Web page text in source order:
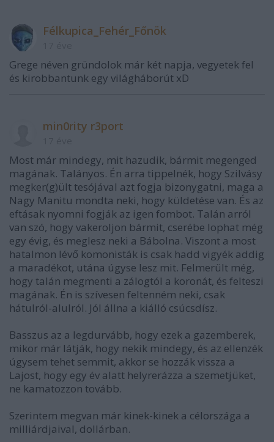
Félkupica_Fehér_Főnök
Grege néven gründolok már két napja, vegyetek fel
és kirobbantunk egy világháborút xD
min0rity r3port
Most már mindegy, mit hazudik, bármit megenged
magának. Talányos. Én arra tippelnék, hogy Szilvásy
megker(g)ült tesójával azt fogja bizonygatni, maga a
Nagy Manitu mondta neki, hogy küldetése van. És az
eftásak nyomni fogják az igen fombot. Talán arról
van szó, hogy vakeroljon bármit, cserébe lophat még
egy évig, és meglesz neki a Bábolna. Viszont a most
hatalmon lévő komonisták is csak hadd vigyék addig
a maradékot, utána úgyse lesz mit. Felmerült még,
hogy talán megmenti a zálogtól a koronát, és felteszi
magának. Én is szívesen feltenném neki, csak
hátulról-alulról. Jól állna a kiálló csúcsdísz.
Basszus az a legdurvább, hogy ezek a gazemberek,
mikor már látják, hogy nekik mindegy, és az ellenzék
úgysem tehet semmit, akkor se hozzák vissza a
Lajost, hogy egy év alatt helyrerázza a szemetjüket,
ne kamatozzon tovább.
Szerintem megvan már kinek-kinek a célországa a
milliárdjaival, dollárban.